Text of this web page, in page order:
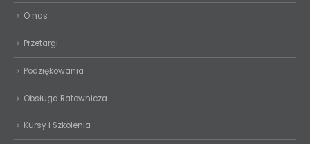
O nas
Przetargi
Podziękowania
Obsługa Ratownicza
Kursy i Szkolenia